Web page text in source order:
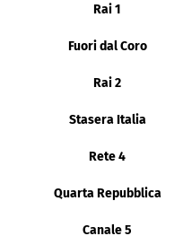
Rai 1
Fuori dal Coro
Rai 2
Stasera Italia
Rete 4
Quarta Repubblica
Canale 5